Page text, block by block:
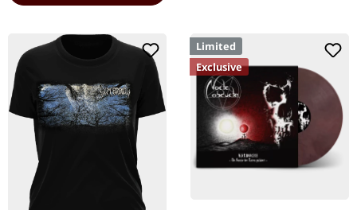
Limited
Exclusive